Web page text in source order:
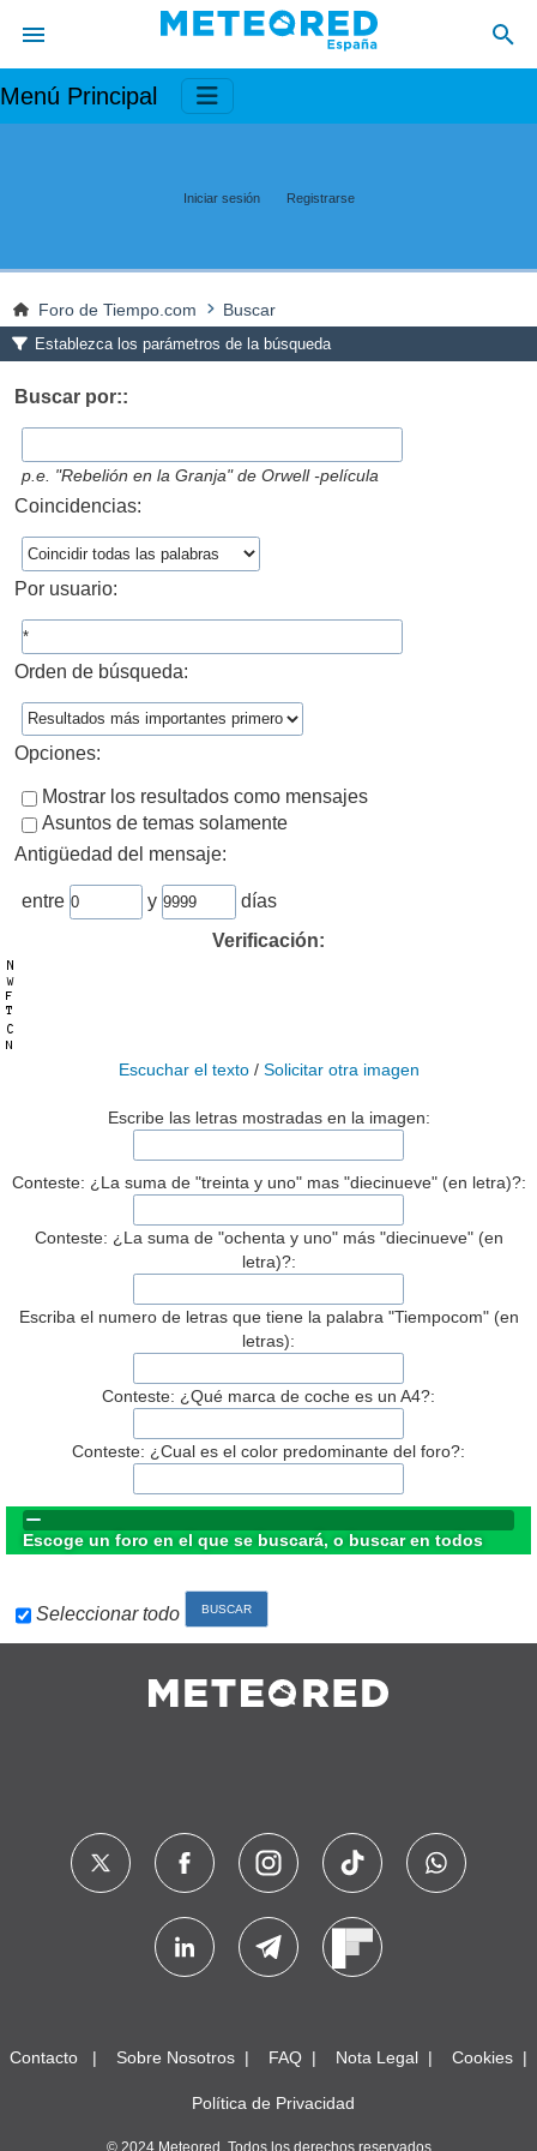
Menú Principal
Iniciar sesión Registrarse
Foro de Tiempo.com Buscar
Establezca los parámetros de la búsqueda
Buscar por::
p.e. "Rebelión en la Granja" de Orwell -película
Coincidencias:
Por usuario:
Orden de búsqueda:
Opciones:
Mostrar los resultados como mensajes
Asuntos de temas solamente
Antigüedad del mensaje:
entre y
días
Verificación:
Escuchar el texto/ Solicitar otra imagen
Escribe las letras mostradas en la imagen:
Conteste: ¿La suma de "treinta y uno" mas "diecinueve" (en letra)?:
Conteste: ¿La suma de "ochenta y uno" más "diecinueve" (en
letra)?:
Escriba el numero de letras que tiene la palabra "Tiempocom" (en
letras):
Conteste: ¿Qué marca de coche es un A4?:
Conteste: ¿Cual es el color predominante del foro?:
Escoge un foro en el que se buscará, o buscar en todos
Seleccionar todo
Contacto Sobre Nosotros FAQ Nota Legal Cookies
Política de Privacidad
© 2024 Meteored. Todos los derechos reservados